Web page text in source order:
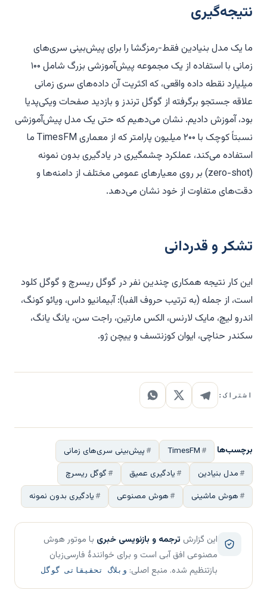
نتیجه‌گیری
ما یک مدل بنیادین فقط-رمزگشا را برای پیش‌بینی سری‌های
زمانی با استفاده از یک مجموعه پیش‌آموزشی بزرگ شامل ۱۰۰
میلیارد نقطه داده واقعی، که اکثریت آن داده‌های سری زمانی
علاقه جستجو برگرفته از گوگل ترندز و بازدید صفحات ویکی‌پدیا
بود، آموزش دادیم. نشان می‌دهیم که حتی یک مدل پیش‌آموزشی
نسبتاً کوچک با ۲۰۰ میلیون پارامتر که از معماری TimesFM ما
استفاده می‌کند، عملکرد چشمگیری در یادگیری بدون نمونه
(zero-shot) بر روی معیارهای عمومی مختلف از دامنه‌ها و
دقت‌های متفاوت از خود نشان می‌دهد.
تشکر و قدردانی
این کار نتیجه همکاری چندین نفر در گوگل ریسرچ و گوگل کلود
است، از جمله (به ترتیب حروف الفبا): آبیمانیو داس، ویائو کونگ،
اندرو لیچ، مایک لارنس، الکس مارتین، راجت سن، یانگ یانگ،
سکندر حناچی، ایوان کوزنتسف و ییچن ژو.
اشتراک:
برچسب‌ها TimesFM
پیش‌بینی سری‌های زمانی
مدل بنیادین
یادگیری عمیق
گوگل ریسرچ
هوش ماشینی
هوش مصنوعی یادگیری بدون نمونه
این گزارش ترجمه و بازنویسی خبری با موتور هوش
مصنوعی افق آبی است و برای خوانندهٔ فارسی‌زبان
بازتنظیم شده. منبع اصلی: وبلاگ تحقیقاتی گوگل